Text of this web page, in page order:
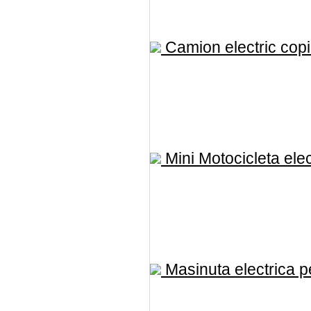
Camion electric
Mini Motocicleta
Masinuta electrica